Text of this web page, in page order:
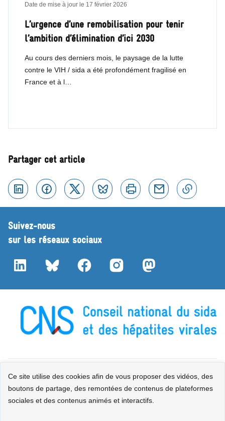
Ce site utilise des cookies afin de vous proposer des vidéos, des
boutons de partage, des remontées de contenus de plateformes
sociales et des contenus animés et interactifs.
L’urgence d’une remobilisation pour tenir
l’ambition d’élimination d’ici 2030
Au cours des derniers mois, le paysage de la lutte
contre le VIH / sida a été profondément fragilisé en
France et à l…
Date de mise à jour le 17 février 2026
Partager cet article
Linkedin FacebookTwitter Bluesky Imprimer Courriel
Suivez-nous
sur les réseaux sociaux
LinkedIn Bluesky FacebookInstagram
conforme Données personnelles Gestion des cookies